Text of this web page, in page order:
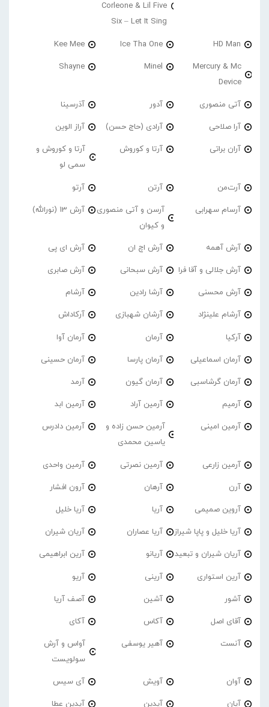
Corleone & Lil Five
Six – Let It Sing
HD Man
Ice Tha One
Kee Mee
Mercury & Mc
Device
Minel
Shayne
آتی منصوری آدور آذرسینا
آرا صلاحی آرادی (حاج حسن) آراز الوین
آران براتی آرتا و کوروش
آرتا و کوروش و
سمی لو
آرت‌من آرتن آرتو
آرسام سهرابی
آرسن و آتی منصوری
و کیوان
آرش 13 (نورالله)
آرش آهمه آرش اچ ان آرش ای پی
آرش جلالی و آقا فرا آرش سبحانی آرش صابری
آرش محسنی آرشا رادین آرشام
آرشام علینژاد آرشان شهبازی آرکاداش
آرکیا آرمان آرمان آوا
آرمان اسماعیلی آرمان پارسا آرمان حسینی
آرمان گرشاسبی آرمان گیون آرمد
آرمیم آرمین آراد آرمین ابد
آرمین امینی
آرمین حسن زاده و
یاسین محمدی
آرمین دادرس
آرمین زارعی آرمین نصرتی آرمین واحدی
آرن آرهان آرون افشار
آروین صمیمی آریا آریا خلیل
آریا خلیل و پاپا شیراز آریا عصاران آریان شیران
آریان شیران و تبعید آریانو آرین ابراهیمی
آرین استواری آرینی آریو
آشور آشین آصف آریا
آقای اصل آکاس آکای
آنست آهیر یوسفی
آواس و آرش
سولویست
آوان آویش آی سیس
آیان آیدین آیدین عطا